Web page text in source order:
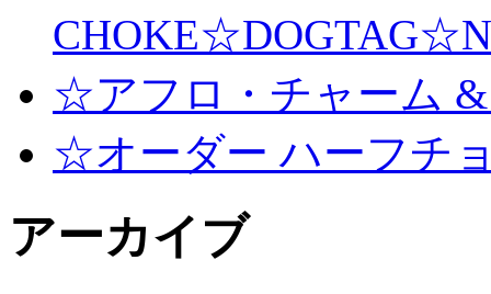
☆アフロ・チャーム
☆オーダー ハーフチ
アーカイブ